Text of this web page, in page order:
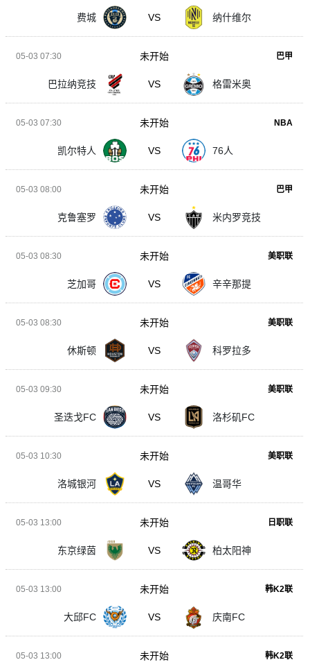
费城 VS 纳什维尔
05-03 07:30 巴甲
巴拉纳竞技 VS 格雷米奥
未开始
05-03 07:30 NBA
凯尔特人 VS 76人
未开始
05-03 08:00 巴甲
克鲁塞罗 VS 米内罗竞技
未开始
05-03 08:30 美职联
芝加哥 VS 辛辛那提
未开始
05-03 08:30 美职联
休斯顿 VS 科罗拉多
未开始
05-03 09:30 美职联
圣迭戈FC VS 洛杉矶FC
未开始
05-03 10:30 美职联
洛城银河 VS 温哥华
未开始
05-03 13:00 日职联
东京绿茵 VS 柏太阳神
未开始
05-03 13:00 韩K2联
大邱FC VS 庆南FC
未开始
05-03 13:00 韩K2联
未开始